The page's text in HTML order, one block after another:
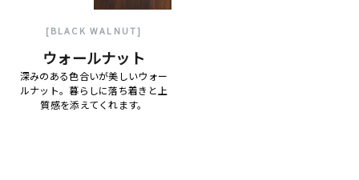
[BLACK WALNUT]
ウォールナット
深みのある色合いが美しいウォー
ルナット。暮らしに落ち着きと上
質感を添えてくれます。